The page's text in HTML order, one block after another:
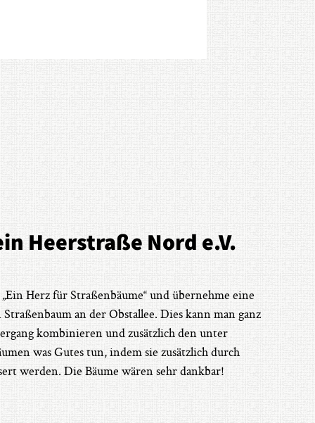
Heerstraße Nord e.V.
Herz für Straßenbäume“ und übernehme eine
an der Obstallee. Dies kann man ganz
kombinieren und zusätzlich den unter
was Gutes tun, indem sie zusätzlich durch
werden. Die Bäume wären sehr dankbar!